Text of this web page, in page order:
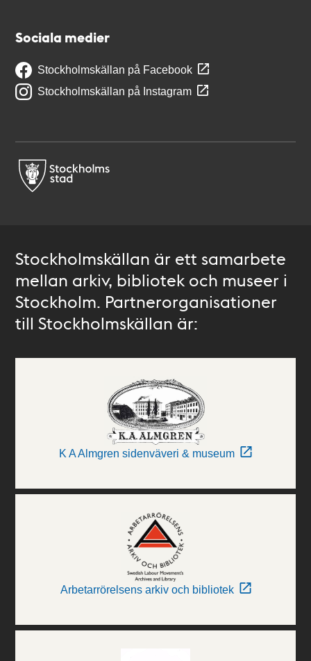
Sociala medier
Stockholmskällan på Facebook
Stockholmskällan på Instagram
Stockholmskällan är ett samarbete
mellan arkiv, bibliotek och museer i
Stockholm. Partnerorganisationer
till Stockholmskällan är:
K A Almgren sidenväveri & museum
Arbetarrörelsens arkiv och bibliotek